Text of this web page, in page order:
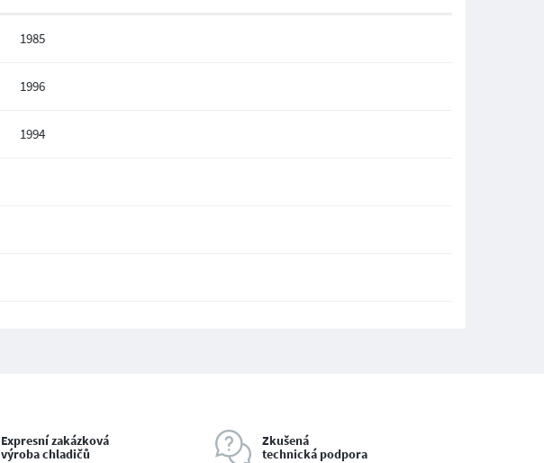
1985
1996
1994
Expresní zakázková
výroba chladičů
Zkušená
technická podpora